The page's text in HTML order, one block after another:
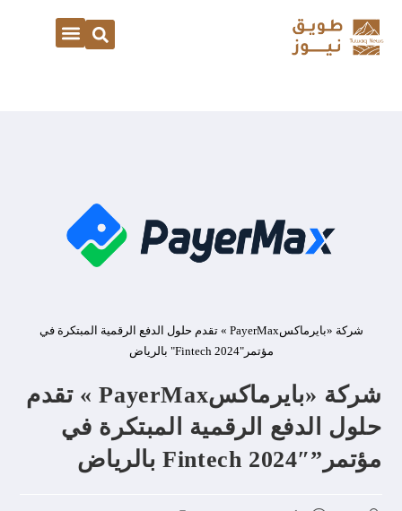
شركة «بايرماكسPayerMax » تقدم حلول الدفع الرقمية المبتكرة في
مؤتمر"Fintech 2024" بالرياض
شركة «بايرماكسPayerMax » تقدم
حلول الدفع الرقمية المبتكرة في
مؤتمر”Fintech 2024″ بالرياض